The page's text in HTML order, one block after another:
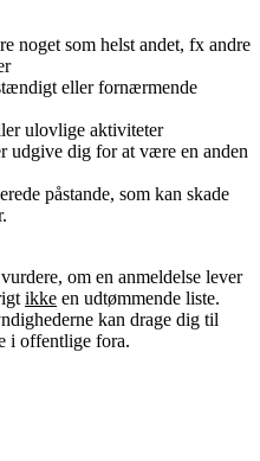
noget som helst andet, fx andre
eller fornærmende
ulovlige aktiviteter
udgive dig for at være en anden
påstande, som kan skade
om en anmeldelse lever
ikke en udtømmende liste.
kan drage dig til
i offentlige fora.